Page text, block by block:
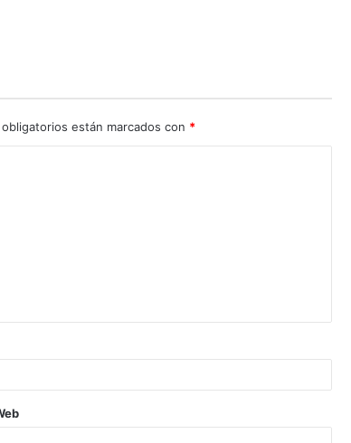
están marcados con *